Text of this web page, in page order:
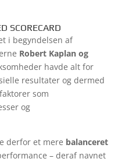
SCORECARD
i begyndelsen af
Robert Kaplan og
havde alt for
resultater og dermed
som
og
derfor et mere balanceret
– deraf navnet